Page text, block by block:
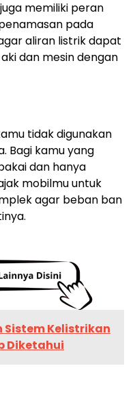
memiliki peran
pada
aliran listrik dapat
dan mesin dengan
tidak digunakan
Bagi kamu yang
dan hanya
mobilmu untuk
agar beban ban
Sistem Kelistrikan
Diketahui